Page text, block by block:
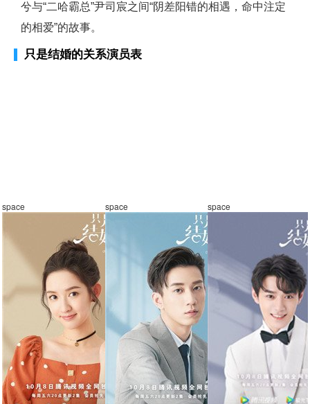
兮与“二哈霸总”尹司宸之间“阴差阳错的相遇，命中注定
的相爱”的故事。
只是结婚的关系演员表
space space space